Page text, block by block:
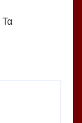
Τα